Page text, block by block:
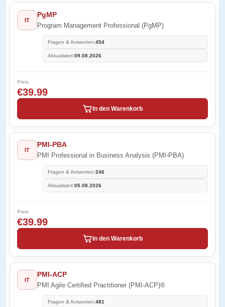
IT
PgMP
Program Management Professional (PgMP)
Fragen & Antworten:454
Aktualisiert:09.08.2026
Preis
€39.99
In den Warenkorb
IT
PMI-PBA
PMI Professional in Business Analysis (PMI-PBA)
Fragen & Antworten:246
Aktualisiert:05.08.2026
Preis
€39.99
In den Warenkorb
IT
PMI-ACP
PMI Agile Certified Practitioner (PMI-ACP)®
Fragen & Antworten:481